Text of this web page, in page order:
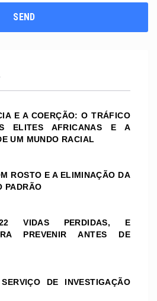
E A COERÇÃO: O TRÁFICO
ELITES AFRICANAS E A
UM MUNDO RACIAL
ROSTO E A ELIMINAÇÃO DA
PADRÃO
22 VIDAS PERDIDAS, E
PREVENIR ANTES DE
DE INVESTIGAÇÃO